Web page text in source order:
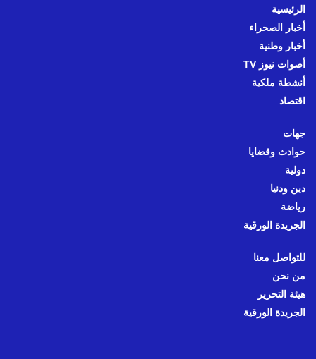
الرئيسية
أخبار الصحراء
أخبار وطنية
أصوات نيوز TV
أنشطة ملكية
اقتصاد
جهات
حوادث وقضايا
دولية
دين ودنيا
رياضة
الجريدة الورقية
للتواصل معنا
من نحن
هيئة التحرير
الجريدة الورقية